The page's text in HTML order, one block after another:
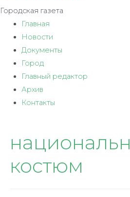
Городская газета
Главная
Новости
Документы
Город
Главный редактор
Архив
Контакты
костюм